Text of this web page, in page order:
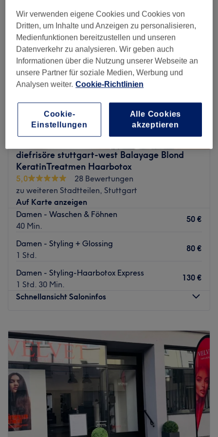
diefrisöre stuttgart-west Balayage Blond
KeratinTreatmen Haarbotox
5,0
28 Bewertungen
zu weiteren Stadtteilen, Stuttgart
Auf Karte anzeigen
Damen - Waschen & Föhnen
40 Min.
50 €
Damen - Styling + Glossing
1 Std.
80 €
Damen - Styling-Haarbotox Express
1 Std. 30 Min.
130 €
Schnellansicht Saloninfos
Dienstag
18:00
Mittwoch
09:00–18:00
Donnerstag
09:00– 15:00
Freitag
09:00–19:00
Samstag
– 14:00
Sonntag
Geschlossen
Im Sommer 2004 eröffnete der Salon „diefrisöre“ im
Stuttgarter Westen und bietet einen Raum für
Wir verwenden eigene Cookies und Cookies von
Dritten, um Inhalte und Anzeigen zu personalisieren,
Medienfunktionen bereitzustellen und unseren
Datenverkehr zu analysieren. Wir geben auch
Informationen über die Nutzung unserer Webseite an
unsere Partner für soziale Medien, Werbung und
Analysen weiter. Cookie-Richtlinien
Cookie-
Einstellungen
Alle Cookies
akzeptieren